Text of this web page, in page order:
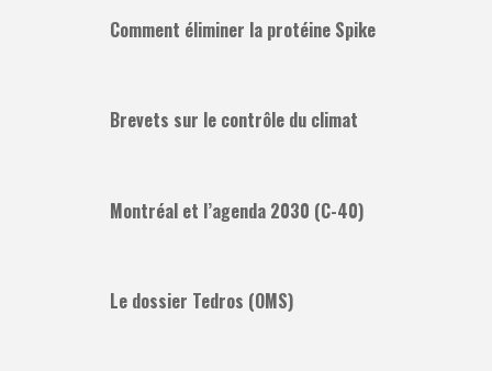
Comment éliminer la protéine Spike
Brevets sur le contrôle du climat
Montréal et l’agenda 2030 (C-40)
Le dossier Tedros (OMS)